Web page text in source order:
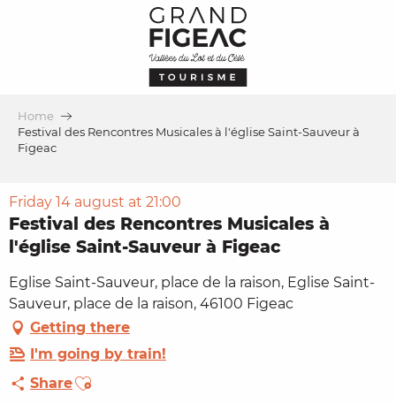
Home
Festival des Rencontres Musicales à l'église Saint-Sauveur à
Figeac
Friday 14 august at 21:00
Festival des Rencontres Musicales à
l'église Saint-Sauveur à Figeac
Eglise Saint-Sauveur, place de la raison, Eglise Saint-
Sauveur, place de la raison, 46100 Figeac
Getting there
I'm going by train!
ShareAjouter aux favoris